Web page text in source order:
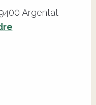
Argentat